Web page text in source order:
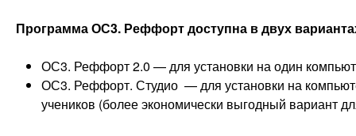
Программа ОС3. Реффорт доступна в двух
ОС3. Реффорт 2.0 — для установки на один
ОС3. Реффорт. Студио — для установки на
учеников (более экономически выгодный вариант